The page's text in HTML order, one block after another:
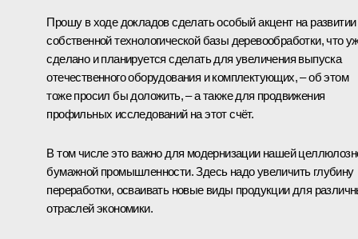
Прошу в ходе докладов сделать особый акцент на развитии
собственной технологической базы деревообработки, что
сделано и планируется сделать для увеличения выпуска
отечественного оборудования и комплектующих, – об этом
тоже просил бы доложить, – а также для продвижения
профильных исследований на этот счёт.
В том числе это важно для модернизации нашей
бумажной промышленности. Здесь надо увеличить глубину
переработки, осваивать новые виды продукции для
отраслей экономики.